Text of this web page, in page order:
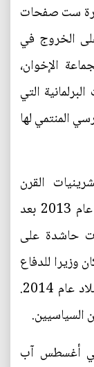
ست صفحات
الخروج في
الإخوان،
التي
محمد مرسي المنتمي لها
القرن
الماضي وأعلنتها الحكومة منظمة إرهابية عام 2013 بعد
حاشدة على
وزيرا للدفاع
وقائدا للجيش وقت عزل مرسي رئيسا للبلاد عام 2014.
السياسيين.
في أغسطس آب